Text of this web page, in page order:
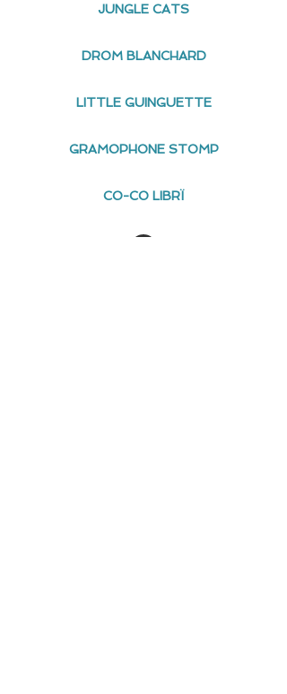
JUNGLE CATS
DROM BLANCHARD
LITTLE GUINGUETTE
GRAMOPHONE STOMP
CO-CO LIBRÏ